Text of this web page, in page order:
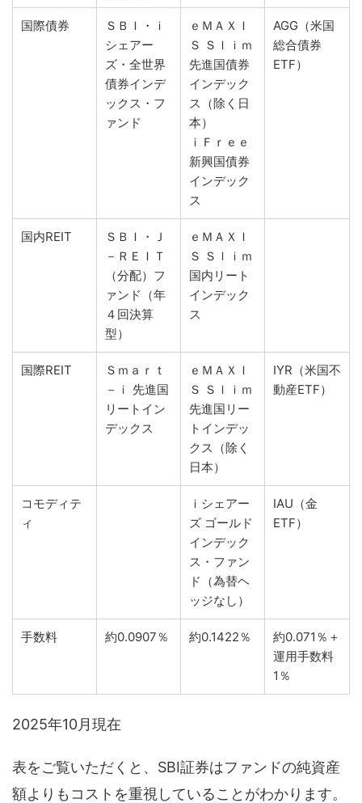
国際債券
ＳＢＩ・ｉ
シェアー
ズ・全世界
債券インデ
ックス・フ
ァンド
ｅＭＡＸＩ
Ｓ Ｓｌｉｍ
先進国債券
インデック
ス（除く日
本）
ｉＦｒｅｅ
新興国債券
インデック
ス
AGG（米国
総合債券
ETF）
国内REIT
ＳＢＩ・Ｊ
－ＲＥＩＴ
（分配）フ
ァンド（年
４回決算
型）
ｅＭＡＸＩ
Ｓ Ｓｌｉｍ
国内リート
インデック
ス
国際REIT
Ｓｍａｒｔ
－ｉ 先進国
リートイン
デックス
ｅＭＡＸＩ
Ｓ Ｓｌｉｍ
先進国リー
トインデッ
クス（除く
日本）
IYR（米国不
動産ETF）
コモディテ
ィ
ｉシェアー
ズ ゴールド
インデック
ス・ファン
ド（為替ヘ
ッジなし）
IAU（金
ETF）
手数料 約0.0907％ 約0.1422％
約0.071％＋
運用手数料
1％
2025年10月現在
表をご覧いただくと、SBI証券はファンドの純資産
額よりもコストを重視していることがわかります。